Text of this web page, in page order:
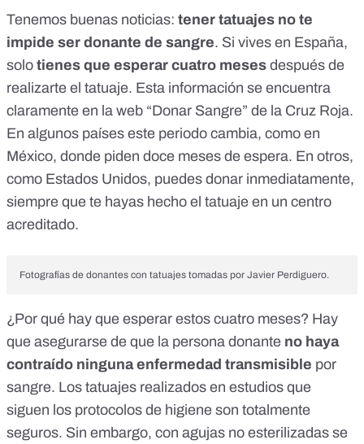
Tenemos buenas noticias: tener tatuajes no te
impide ser donante de sangre. Si vives en España,
solo tienes que esperar cuatro meses después de
realizarte el tatuaje. Esta información se encuentra
claramente en la web “Donar Sangre” de la Cruz Roja.
En algunos países este periodo cambia, como en
México, donde piden doce meses de espera. En otros,
como Estados Unidos, puedes donar inmediatamente,
siempre que te hayas hecho el tatuaje en un centro
acreditado.
Fotografías de donantes con tatuajes tomadas por Javier Perdiguero.
¿Por qué hay que esperar estos cuatro meses? Hay
que asegurarse de que la persona donante no haya
contraído ninguna enfermedad transmisible por
sangre. Los tatuajes realizados en estudios que
siguen los protocolos de higiene son totalmente
seguros. Sin embargo, con agujas no esterilizadas se